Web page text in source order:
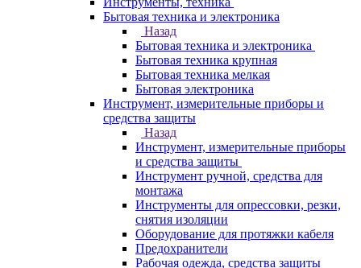
Бытовая техника и электроника
Назад
Бытовая техника и электроника
Бытовая техника крупная
Бытовая техника мелкая
Бытовая электроника
Инструмент, измерительные приборы и
средства защиты
Назад
Инструмент, измерительные приборы
и средства защиты
Инструмент ручной, средства для
монтажа
Инструменты для опрессовки, резки,
снятия изоляции
Оборудование для протяжки кабеля
Предохранители
Рабочая одежда, средства защиты